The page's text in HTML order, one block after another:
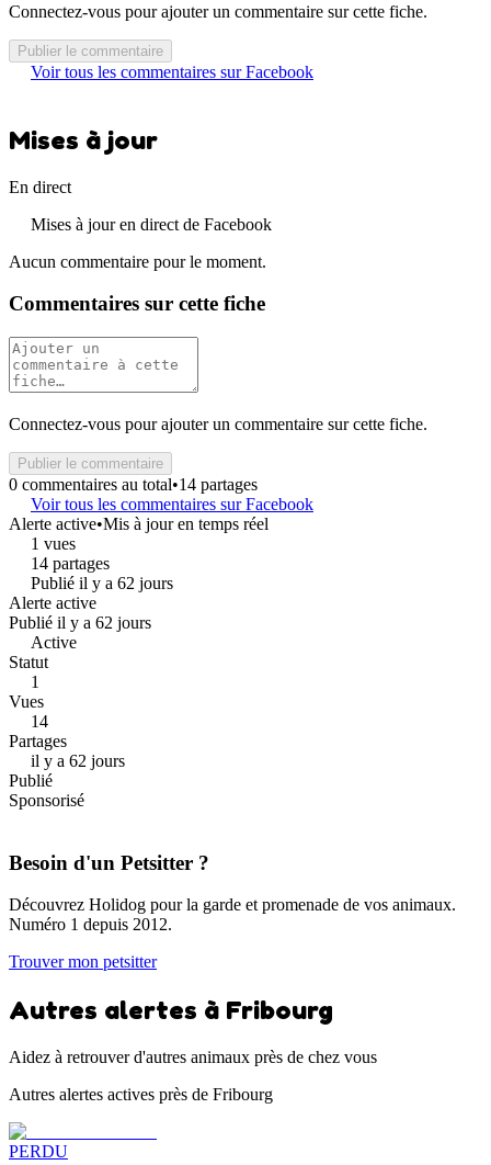
Connectez-vous pour ajouter un commentaire sur cette fiche.
Publier le commentaire
Voir tous les commentaires sur Facebook
Mises à jour
En direct
Mises à jour en direct de Facebook
Aucun commentaire pour le moment.
Commentaires sur cette fiche
Connectez-vous pour ajouter un commentaire sur cette fiche.
Publier le commentaire
0 commentaires au total•14 partages
Voir tous les commentaires sur Facebook
Alerte active•Mis à jour en temps réel
1 vues
14 partages
Publié il y a 62 jours
Alerte active
Publié il y a 62 jours
Active
Statut
1
Vues
14
Partages
il y a 62 jours
Publié
Sponsorisé
Besoin d'un Petsitter ?
Découvrez Holidog pour la garde et promenade de vos animaux.
Numéro 1 depuis 2012.
Trouver mon petsitter
Autres alertes à Fribourg
Aidez à retrouver d'autres animaux près de chez vous
Autres alertes actives près de Fribourg
PERDU